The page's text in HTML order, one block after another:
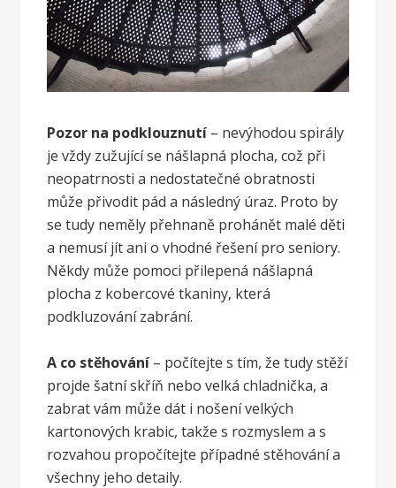
Pozor na podklouznutí – nevýhodou spirály
je vždy zužující se nášlapná plocha, což při
neopatrnosti a nedostatečné obratnosti
může přivodit pád a následný úraz. Proto by
se tudy neměly přehnaně prohánět malé děti
a nemusí jít ani o vhodné řešení pro seniory.
Někdy může pomoci přilepená nášlapná
plocha z kobercové tkaniny, která
podkluzování zabrání.
A co stěhování – počítejte s tím, že tudy stěží
projde šatní skříň nebo velká chladnička, a
zabrat vám může dát i nošení velkých
kartonových krabic, takže s rozmyslem a s
rozvahou propočítejte případné stěhování a
všechny jeho detaily.